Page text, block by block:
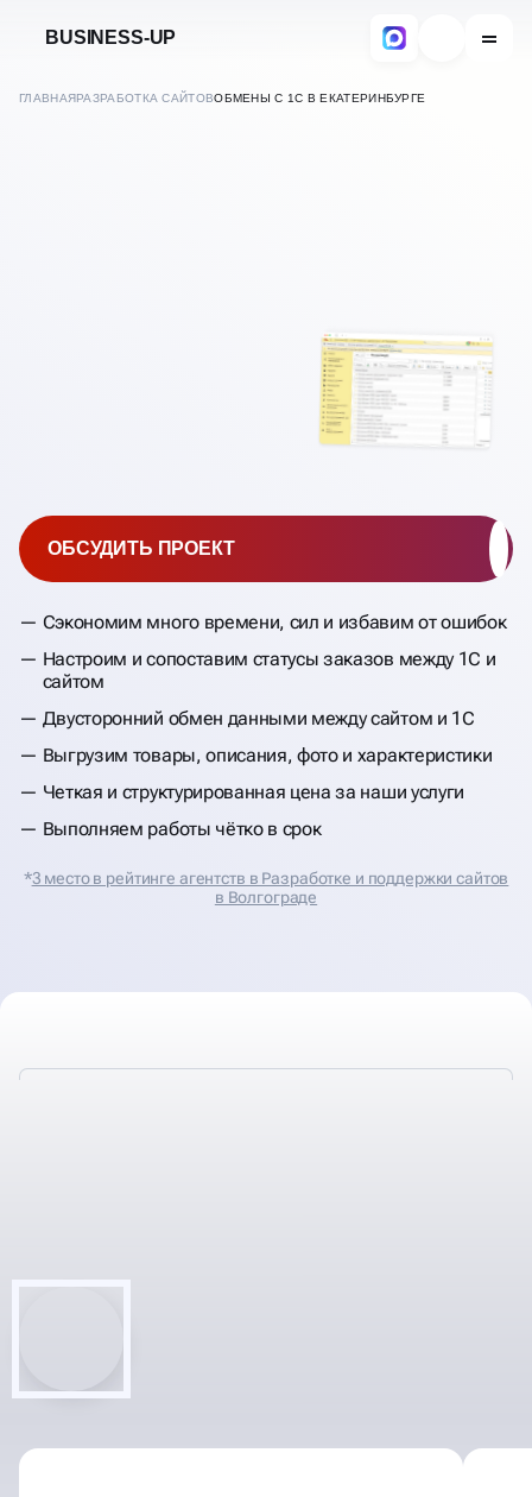
BUSINESS-UP
ГЛАВНАЯРАЗРАБОТКА САЙТОВОБМЕНЫ С 1С В ЕКАТЕРИНБУРГЕ
НАСТРОЙКА ОБМЕНА 1С С
ЕКАТЕРИНБУРГЕ
Сэкономим много времени, сил и избавим от ошибок
Настроим и сопоставим статусы заказов между 1С и
сайтом
Двусторонний обмен данными между сайтом и 1С
Выгрузим товары, описания, фото и характеристики
Четкая и структурированная цена за наши услуги
Выполняем работы чётко в срок
ОБСУДИТЬ ПРОЕКТ
*3 место в рейтинге агентств в Разработке и поддержки сайтов
в Волгограде
НАСТРОИМ ОБМЕН 1С С